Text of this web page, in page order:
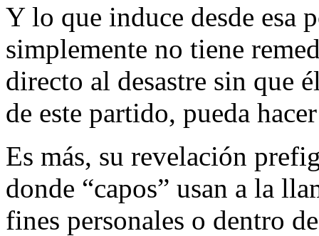
Y lo que induce desde esa
simplemente no tiene
directo al desastre sin que
de este partido, pueda
Es más, su revelación
donde “capos” usan a la
fines personales o dentro